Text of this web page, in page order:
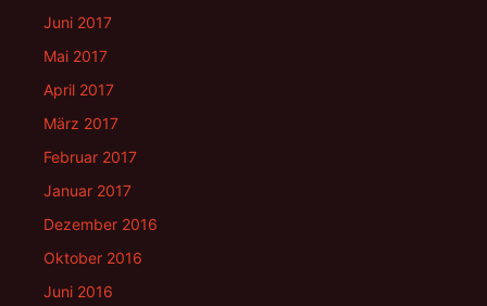
Juni 2017
Mai 2017
April 2017
März 2017
Februar 2017
Januar 2017
Dezember 2016
Oktober 2016
Juni 2016